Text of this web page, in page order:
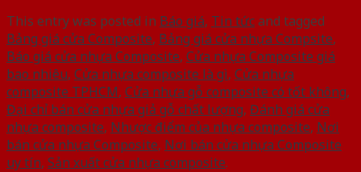
This entry was posted in Báo giá, Tin tứcand tagged
Bảng giá cửa Composite, Bảng giá cửa nhựa Compsite,
Báo giá cửa nhựa Composite, Cửa nhựa Composite giá
bao nhiêu, Cửa nhựa composite là gì, Cửa nhựa
composite TPHCM, Cửa nhựa gỗ composite có tốt không,
Đại chỉ bán cửa nhựa giả gỗ chất lượng, Đánh giá cửa
nhựa composite, Nhược điểm của nhựa composite, Nơi
bán cửa nhựa Composite, Nơi bán cửa nhựa Composite
uy tín, Sản xuất cửa nhựa composite.